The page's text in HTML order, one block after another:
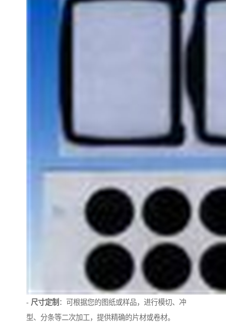
- 尺寸定制 ：可根据您的图纸或样品，进行模切、冲
型、分条等二次加工，提供精确的片材或卷材。